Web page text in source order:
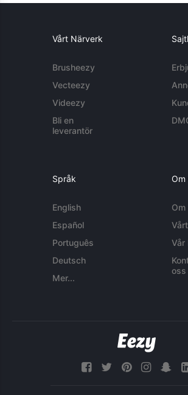
Vårt Närverk
Brusheezy
Vecteezy
Videezy
Bli en
leverantör
Språk
English
Español
Português
Deutsch
Mer...
Om
Om
Vår
oss